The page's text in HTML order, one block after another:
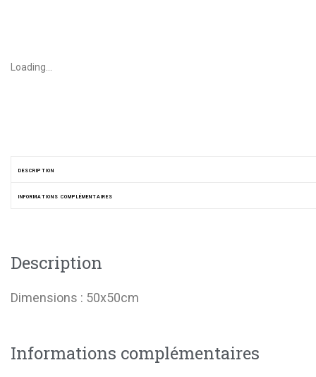
Loading...
DESCRIPTION
INFORMATIONS COMPLÉMENTAIRES
Description
Dimensions : 50x50cm
Informations complémentaires